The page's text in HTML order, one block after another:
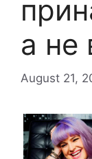
а не
August 21,